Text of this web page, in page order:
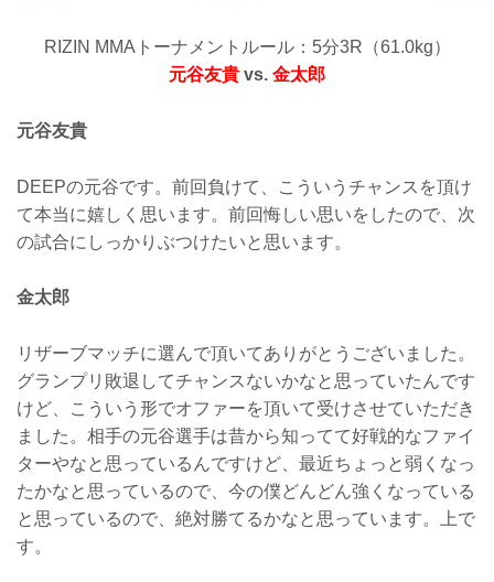
RIZIN MMAトーナメントルール：5分3R（61.0kg）
元谷友貴 vs. 金太郎
元谷友貴
DEEPの元谷です。前回負けて、こういうチャンスを頂け
て本当に嬉しく思います。前回悔しい思いをしたので、次
の試合にしっかりぶつけたいと思います。
金太郎
リザーブマッチに選んで頂いてありがとうございました。
グランプリ敗退してチャンスないかなと思っていたんです
けど、こういう形でオファーを頂いて受けさせていただき
ました。相手の元谷選手は昔から知ってて好戦的なファイ
ターやなと思っているんですけど、最近ちょっと弱くなっ
たかなと思っているので、今の僕どんどん強くなっている
と思っているので、絶対勝てるかなと思っています。上で
す。